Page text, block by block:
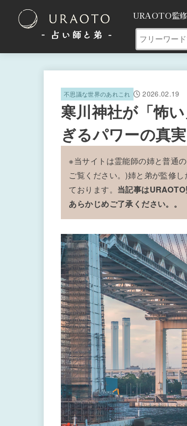
- 占い師と弟 ‐
URAOTO監
不思議な世界のあれこれ 2026.02.19
寒川神社が「怖
ぎるパワーの真
※当サイトは霊能師の姉と普通
ご覧ください。)姉と弟が監修
ております。 当記事はURAOTO
あらかじめご了承ください。。